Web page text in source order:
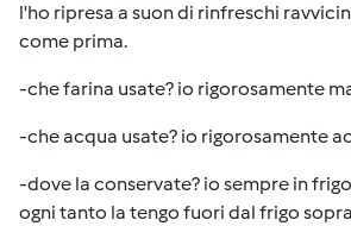
l'ho ripresa a suon di rinfreschi
come prima.
-che farina usate? io rigorosamente
-che acqua usate? io rigorosamente
-dove la conservate? io sempre in
ogni tanto la tengo fuori dal frigo